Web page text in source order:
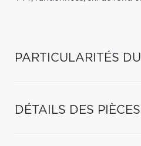
PARTICULARITÉS
DÉTAILS DES PIÈCES